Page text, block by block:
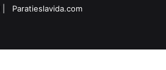
Paratieslavida.com